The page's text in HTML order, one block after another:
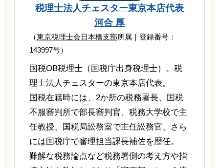
税理士法人チェスター東京本店代表
河合 厚
（東京税理士会日本橋支部所属｜登録番号：
143997号）
国税OB税理士（国税庁出身税理士）。税
理士法人チェスターの東京本店代表。
国税在籍時には、2か所の税務署長、国税
不服審判所で部長審判官、税務大学校で主
任教授、国税局訟務室で主任訟務官、さら
には国税庁で審理担当課長補佐を歴任。
難解な税務論点など税務署側の考え方や指